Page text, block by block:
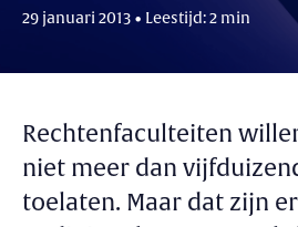
29 januari 2013 • Leestijd: 2 min
Rechtenfaculteiten
niet meer dan
toelaten. Maar dat zijn